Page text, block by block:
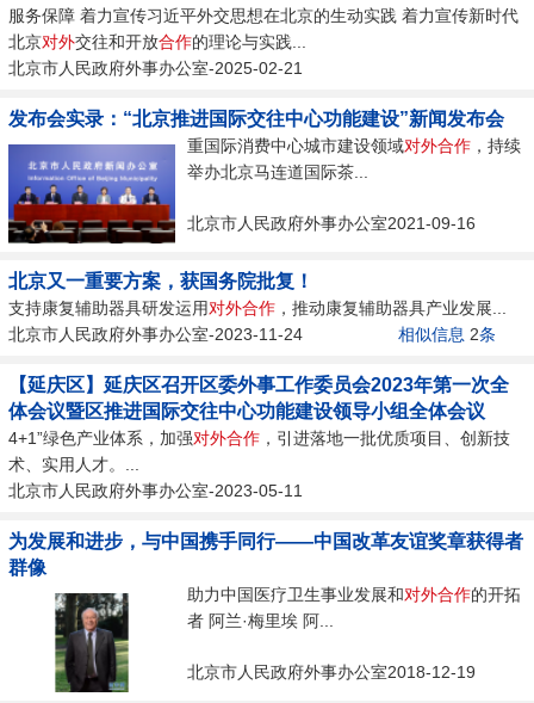
服务保障 着力宣传习近平外交思想在北京的生动实践 着力宣传新时代
北京对外交往和开放合作的理论与实践...
北京市人民政府外事办公室-2025-02-21
发布会实录：“北京推进国际交往中心功能建设”新闻发布会
重国际消费中心城市建设领域对外合作 ，持续
举办北京马连道国际茶...
北京市人民政府外事办公室2021-09-16
北京又一重要方案，获国务院批复！
支持康复辅助器具研发运用对外合作 ，推动康复辅助器具产业发展...
北京市人民政府外事办公室-2023-11-24
相似信息 2条
【延庆区】延庆区召开区委外事工作委员会2023年第一次全
体会议暨区推进国际交往中心功能建设领导小组全体会议
4+1”绿色产业体系，加强对外合作 ，引进落地一批优质项目、创新技
术、实用人才。...
北京市人民政府外事办公室-2023-05-11
为发展和进步，与中国携手同行——中国改革友谊奖章获得者
群像
助力中国医疗卫生事业发展和对外合作的开拓
者 阿兰·梅里埃 阿...
北京市人民政府外事办公室2018-12-19